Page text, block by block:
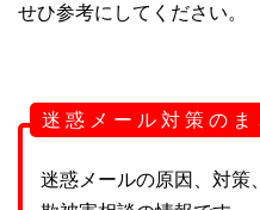
せひ参考にしてください。
迷 惑 メ ー ル 対 策 の ま
迷惑メールの原因、対策